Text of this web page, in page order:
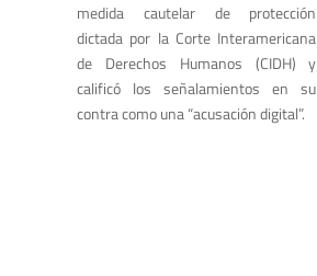
medida cautelar de protección
dictada por la Corte Interamericana
de Derechos Humanos (CIDH) y
calificó los señalamientos en su
contra como una “acusación digital”.